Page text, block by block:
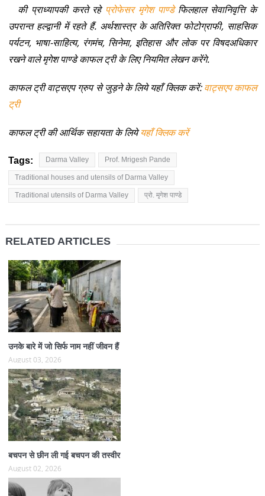
की प्राध्यापकी करते रहे प्रोफेसर मृगेश पाण्डेफिलहाल सेवानिवृत्ति के
उपरान्त हल्द्वानी में रहते हैं. अर्थशास्त्र के अतिरिक्त फोटोग्राफी, साहसिक
पर्यटन, भाषा-साहित्य, रंगमंच, सिनेमा, इतिहास और लोक पर विषदअधिकार
रखने वाले मृगेश पाण्डे काफल ट्री के लिए नियमित लेखन करेंगे.
काफल ट्री वाट्सएप ग्रुप से जुड़ने के लिये यहाँ क्लिक करें:वाट्सएप काफल
ट्री
काफल ट्री की आर्थिक सहायता के लियेयहाँ क्लिक करें
Tags: Darma Valley Prof. Mrigesh Pande
Traditional houses and utensils of Darma Valley
Traditional utensils of Darma Valley प्रो. मृगेश पाण्डे
RELATED ARTICLES
उनके बारे में जो सिर्फ नाम नहीं जीवन हैं
August 03, 2026
बचपन से छीन ली गई बचपन की तस्वीर
August 02, 2026